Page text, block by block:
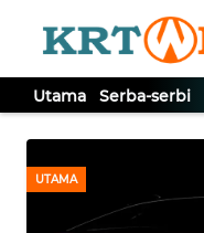
Utama Serba-serbi
UTAMA
Tutup
UTAMA